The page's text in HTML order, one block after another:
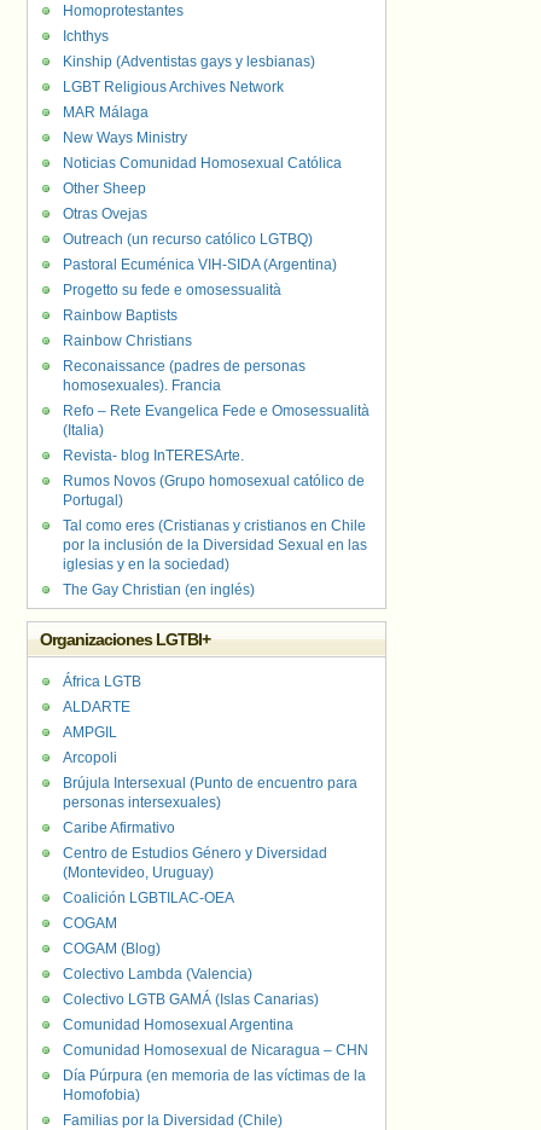
Homoprotestantes
Ichthys
Kinship (Adventistas gays y lesbianas)
LGBT Religious Archives Network
MAR Málaga
New Ways Ministry
Noticias Comunidad Homosexual Católica
Other Sheep
Otras Ovejas
Outreach (un recurso católico LGTBQ)
Pastoral Ecuménica VIH-SIDA (Argentina)
Progetto su fede e omosessualità
Rainbow Baptists
Rainbow Christians
Reconaissance (padres de personas
homosexuales). Francia
Refo – Rete Evangelica Fede e Omosessualità
(Italia)
Revista- blog InTERESArte.
Rumos Novos (Grupo homosexual católico de
Portugal)
Tal como eres (Cristianas y cristianos en Chile
por la inclusión de la Diversidad Sexual en las
iglesias y en la sociedad)
The Gay Christian (en inglés)
Organizaciones LGTBI+
África LGTB
ALDARTE
AMPGIL
Arcopoli
Brújula Intersexual (Punto de encuentro para
personas intersexuales)
Caribe Afirmativo
Centro de Estudios Género y Diversidad
(Montevideo, Uruguay)
Coalición LGBTILAC-OEA
COGAM
COGAM (Blog)
Colectivo Lambda (Valencia)
Colectivo LGTB GAMÁ (Islas Canarias)
Comunidad Homosexual Argentina
Comunidad Homosexual de Nicaragua – CHN
Día Púrpura (en memoria de las víctimas de la
Homofobia)
Familias por la Diversidad (Chile)